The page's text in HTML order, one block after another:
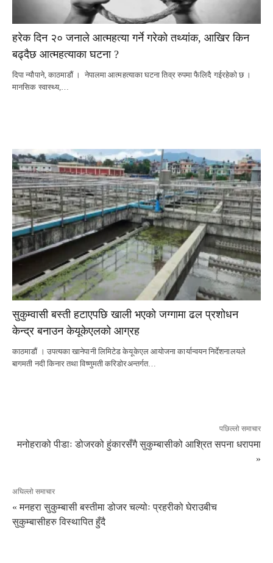
हरेक दिन २० जनाले आत्महत्या गर्ने गरेको तथ्यांक, आखिर किन
बढ्दैछ आत्महत्याका घटना ?
दिपा न्यौपाने, काठमाडौं । नेपालमा आत्महत्याका घटना तिव्र रुपमा फैलिदै गईरहेको छ ।
मानसिक स्वास्थ्य,…
सुकुम्वासी बस्ती हटाएपछि खाली भएको जग्गामा ढल प्रशोधन
केन्द्र बनाउन केयूकेएलको आग्रह
काठमाडौं । उपत्यका खानेपानी लिमिटेड केयूकेएल आयोजना कार्यान्वयन निर्देशनालयले
बागमती नदी किनार तथा विष्णुमती करिडोरअन्तर्गत…
पछिल्लो समाचार
मनोहराको पीडाः डोजरको हुंकारसँगै सुकुम्बासीको आश्रित सपना धरापमा
»
अघिल्लो समाचार
« मनहरा सुकुम्बासी बस्तीमा डोजर चल्योः प्रहरीको घेराउबीच
सुकुम्बासीहरु विस्थापित हुँदै